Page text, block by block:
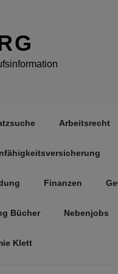
Arbeitsrecht
Finanzen
Bücher Nebenjobs
Klett